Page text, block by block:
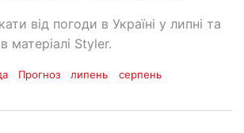
від погоди в Україні у липні та
матеріалі Styler.
Прогноз липень серпень